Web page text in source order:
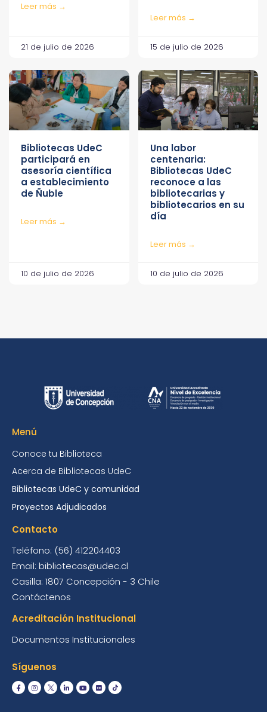
Leer más →
21 de julio de 2026
Leer más →
15 de julio de 2026
Bibliotecas UdeC
participará en
asesoría científica
a establecimiento
de Ñuble
Leer más →
10 de julio de 2026
Una labor
centenaria:
Bibliotecas UdeC
reconoce a las
bibliotecarias y
bibliotecarios en su
día
Leer más →
10 de julio de 2026
Menú
Conoce tu Biblioteca
Acerca de Bibliotecas UdeC
Bibliotecas UdeC y comunidad
Proyectos Adjudicados
Contacto
Teléfono: (56) 412204403
Email: bibliotecas@udec.cl
Casilla: 1807 Concepción - 3 Chile
Contáctenos
Acreditación Institucional
Documentos Institucionales
Síguenos